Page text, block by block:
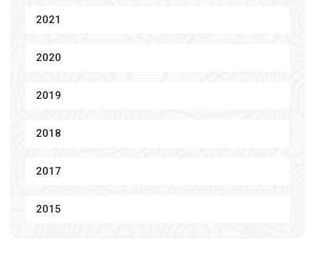
2021
2020
2019
2018
2017
2015